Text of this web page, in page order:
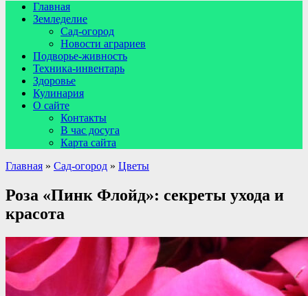
Главная
Земледелие
Сад-огород
Новости аграриев
Подворье-живность
Техника-инвентарь
Здоровье
Кулинария
О сайте
Контакты
В час досуга
Карта сайта
Главная » Сад-огород » Цветы
Роза «Пинк Флойд»: секреты ухода и
красота